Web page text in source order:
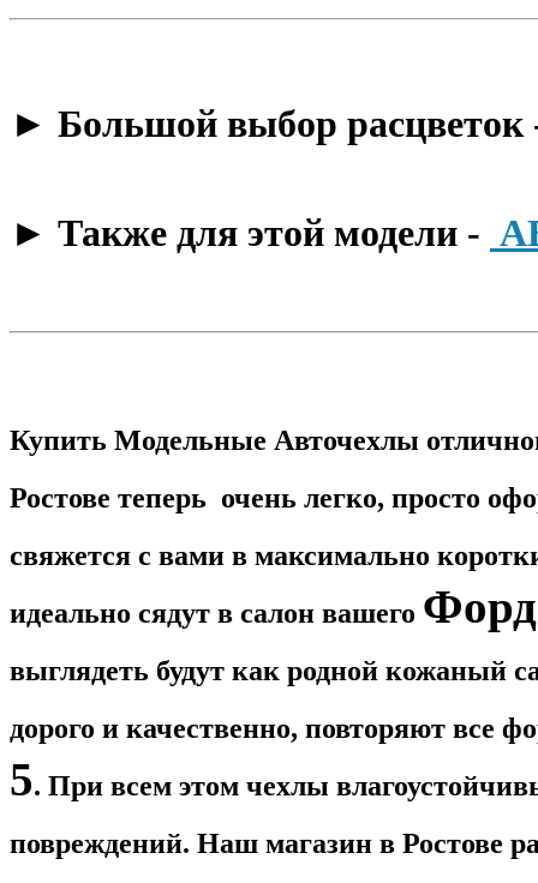
​► Большой выбор
​► Также для этой модели -
Купить Модельные Авточехлы
Ростове теперь очень легко, просто
свяжется с вами в максимально
идеально сядут в салон вашего
выглядеть будут как родной кожаный
дорого и качественно, повторяют все
5. При всем этом чехлы
повреждений. Наш магазин в Ростове